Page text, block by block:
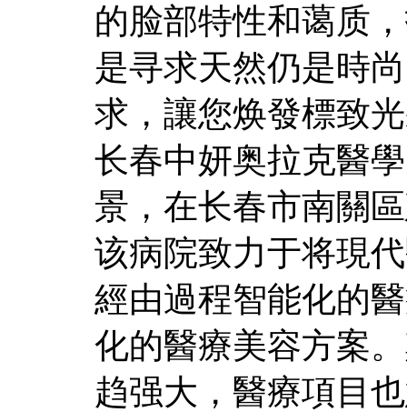
的脸部特性和蔼质
是寻求天然仍是時
求，讓您焕發標致
长春中妍奥拉克醫
景，在长春市南關
该病院致力于将現
經由過程智能化的
化的醫療美容方案
趋强大，醫療項目